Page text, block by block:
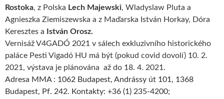
Rostoka, z Polska Lech Majewski, Wladyslaw Pluta a
Agnieszka Ziemiszewska a z Maďarska István Horkay, Dóra
Keresztes a
István Orosz.
Vernisáž V4GADÓ 2021 v sálech exkluzivního historického
paláce Pesti Vigadó HU má být (pokud covid dovolí) 10. 2.
2021, výstava je plánována až do 18. 4. 2021.
Adresa MMA : 1062 Budapest, Andrássy út 101, 1368
Budapest, Pf. 242. Kontakty: +36 (1) 235-4200;